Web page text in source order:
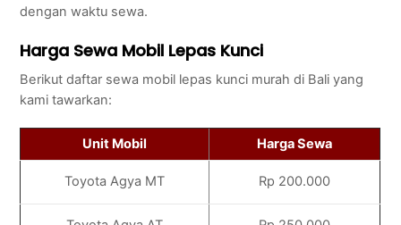
dengan waktu sewa.
Harga Sewa Mobil Lepas Kunci
Berikut daftar sewa mobil lepas kunci murah di Bali yang
kami tawarkan:
Unit Mobil Harga Sewa
Toyota Agya MT Rp 200.000